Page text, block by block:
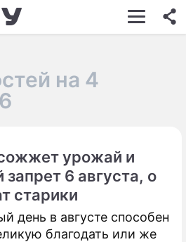
ШОУ-БИЗНЕС
КИНО
ЭКОНОМИКА
ПРОИСШЕСТВИЯ
СОННИК
на 4
урожай и
6 августа, о
старики
день в августе способен
благодать или же